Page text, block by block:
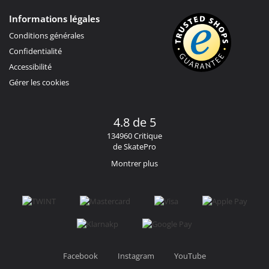
Informations légales
Conditions générales
Confidentialité
Accessibilité
Gérer les cookies
4.8 de 5
134960 Critique
de SkatePro
Montrer plus
Facebook Instagram YouTube